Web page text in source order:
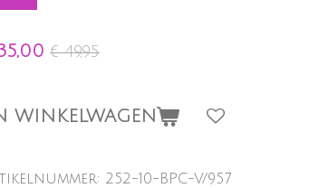
€ 49,95
WINKELWAGEN
252-10-BPC-V/957